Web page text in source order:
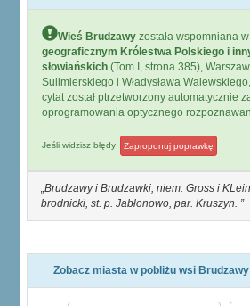
Wieś Brudzawy została wspomniana w
geograficznym Królestwa Polskiego i
słowiańskich (Tom I, strona 385),
Sulimierskiego i Władysława
cytat został ptrzetworzony automatycznie
oprogramowania optycznego
Jeśli widzisz błędy Zaproponuj poprawkę
Brudzawy i Brudzawki, niem. Gross i
brodnicki, st. p. Jabłonowo, par. Kruszyn.
Zobacz miasta w pobliżu wsi Brudzawy